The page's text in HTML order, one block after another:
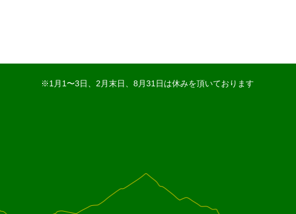
※1月1〜3日、2月末日、8月31日は休みを頂いております